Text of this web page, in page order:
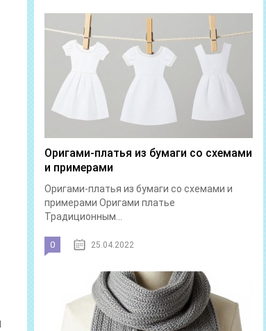
Оригами-платья из бумаги со схемами
и примерами
Оригами-платья из бумаги со схемами и
примерами Оригами платье
Традиционным...
0 25.04.2022